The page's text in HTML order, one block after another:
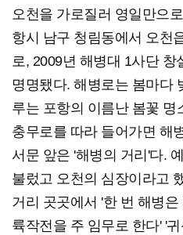
오천을 가로질러 영일만으
항시 남구 청림동에서 오천
로, 2009년 해병대 1사단
명명됐다. 해병로는 봄마다
루는 포항의 이름난 봄꽃 명
충무로를 따라 들어가면 해
서문 앞은 '해병의 거리'다.
불렀고 오천의 심장이라고
거리 곳곳에서 '한 번 해병
륙작전을 주 임무로 한다' '